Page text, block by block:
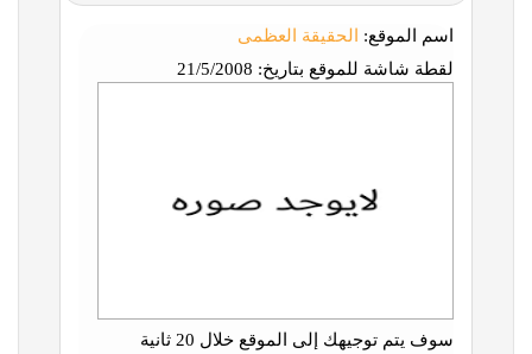
اسم الموقع:
الحقيقة العظمى
لقطة شاشة للموقع بتاريخ:
سوف يتم توجيهك إلى الموقع خلال 20 ثانية